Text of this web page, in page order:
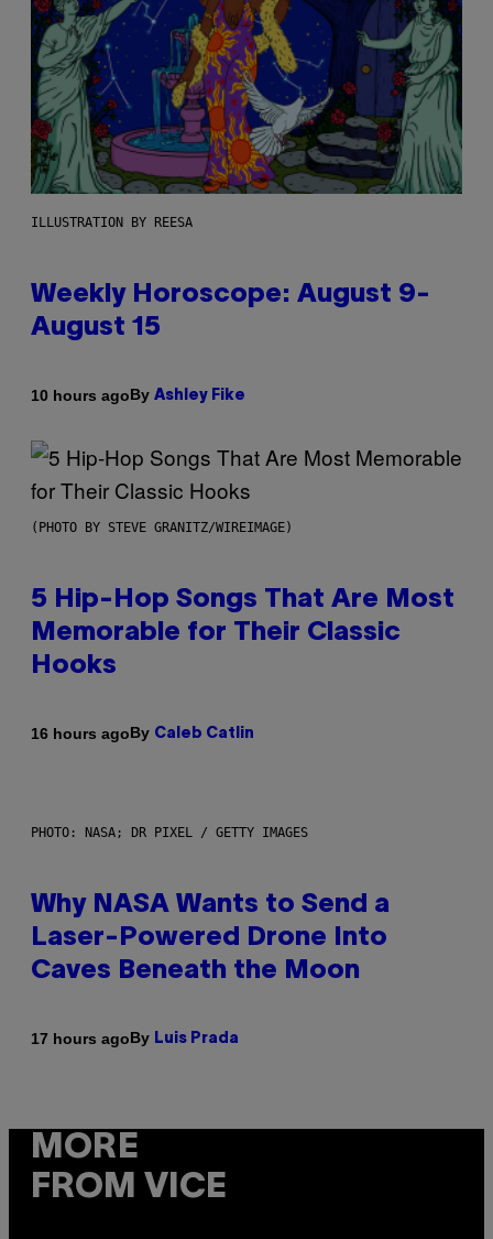
ILLUSTRATION BY REESA
Weekly Horoscope: August 9-
August 15
10 hours agoBy Ashley Fike
(PHOTO BY STEVE GRANITZ/WIREIMAGE)
5 Hip-Hop Songs That Are Most
Memorable for Their Classic
Hooks
16 hours agoBy Caleb Catlin
PHOTO: NASA; DR PIXEL / GETTY IMAGES
Why NASA Wants to Send a
Laser-Powered Drone Into
Caves Beneath the Moon
17 hours agoBy Luis Prada
MORE
FROM VICE